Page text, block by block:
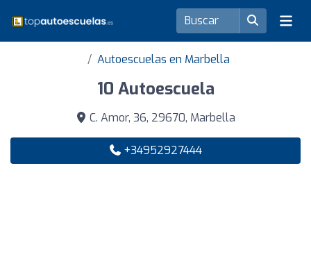
Autoescuelas en Marbella
10 Autoescuela
C. Amor, 36, 29670, Marbella
+34952927444